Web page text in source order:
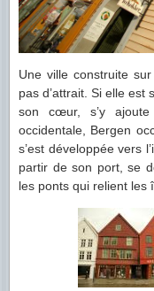
Une ville construite
pas d’attrait. Si elle
son cœur, s’y
occidentale, Bergen
s’est développée vers
partir de son port, se
les ponts qui relient les